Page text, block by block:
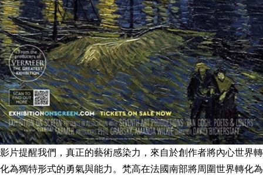
影片提醒我們，真正的藝術感染力，來自於創作者將內心世界轉
化為獨特形式的勇氣與能力。梵高在法國南部將周圍世界轉化為